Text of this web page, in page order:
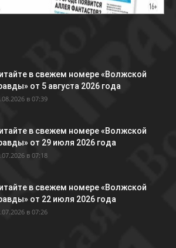
в свежем номере «Волжской
от 5 августа 2026 года
в 07:39
в свежем номере «Волжской
от 29 июля 2026 года
в 07:18
в свежем номере «Волжской
от 22 июля 2026 года
в 07:26